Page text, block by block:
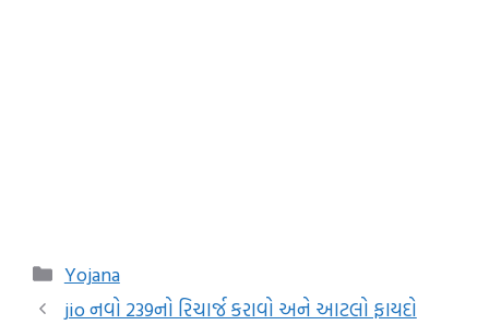
Categories
Yojana
jio નવો 239નો રિચાર્જ કરાવો અને આટલો ફાયદો